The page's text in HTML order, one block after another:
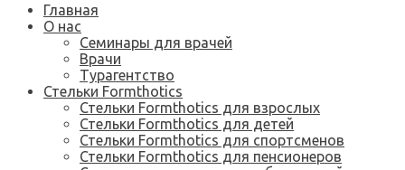
Главная
О нас
Семинары для врачей
Врачи
Турагентство
Стельки Formthotics
Стельки Formthotics для взрослых
Стельки Formthotics для детей
Стельки Formthotics для спортсменов
Стельки Formthotics для пенсионеров